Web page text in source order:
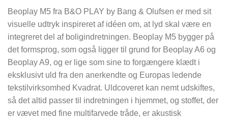
Beoplay M5 fra B&O PLAY by Bang & Olufsen er med sit
visuelle udtryk inspireret af idéen om, at lyd skal være en
integreret del af boligindretningen. Beoplay M5 bygger på
det formsprog, som også ligger til grund for Beoplay A6 og
Beoplay A9, og er lige som sine to forgængere klædt i
eksklusivt uld fra den anerkendte og Europas ledende
tekstilvirksomhed Kvadrat. Uldcoveret kan nemt udskiftes,
så det altid passer til indretningen i hjemmet, og stoffet, der
er vævet med fine multifarvede tråde, er akustisk